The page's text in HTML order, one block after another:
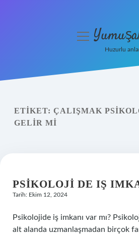
Yasal Uyarı
menüyü
Huzurlu
ETIKET: ÇALIŞMAK
GELIR MI
PSIKOLOJI DE IŞ
Tarih: Ekim 12, 2024
Psikolojide iş imkanı var mı?
alt alanda uzmanlaşmadan birçok